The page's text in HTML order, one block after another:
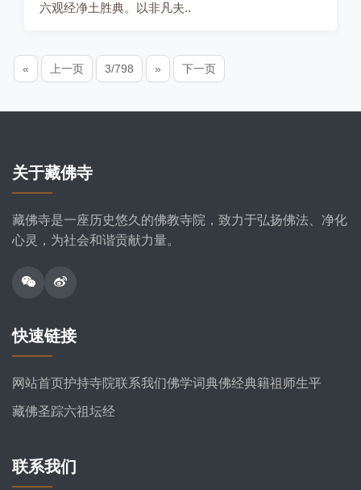
六观经净土胜典。以非凡夫..
« 上一页 3/798 » 下一页
关于藏佛寺
藏佛寺是一座历史悠久的佛教寺院，致力于弘扬佛法、净化
心灵，为社会和谐贡献力量。
快速链接
网站首页护持寺院联系我们佛学词典佛经典籍祖师生平
藏佛圣踪六祖坛经
联系我们